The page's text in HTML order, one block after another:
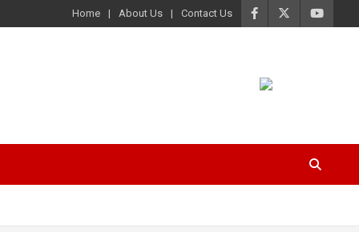
Home About Us Contact Us